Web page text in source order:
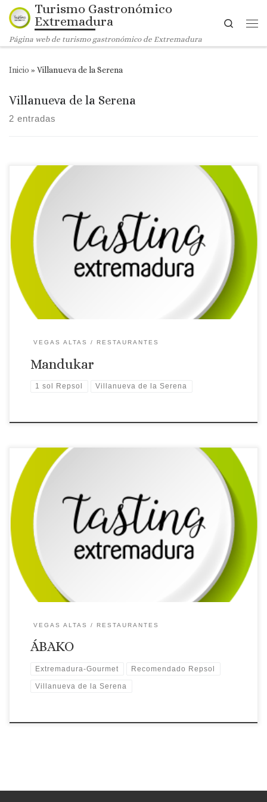
Saltar al contenido
Turismo Gastronómico
Extremadura
Página web de turismo gastronómico de Extremadura
Search
Inicio » Villanueva de la Serena
Villanueva de la Serena
2 entradas
Licencia: R-BA-01675
Comarca turística: VEGAS ALTAS
Localidad: Villanueva de la Serena
Dirección: Plaza de
Página web: Web ✉Correo Electrónico: Contactar
por correo electrónico
Teléfono: Teléfono: 924 04 15 63
Recomendaciones: 1 Sol Guía Repsol. Novedad 🗺Ubicación
VEGAS ALTAS RESTAURANTES
Mandukar
1 sol Repsol Villanueva de la Serena
Licencia: R-BA-01286
Comarca turística: VEGAS ALTAS
Localidad: Villanueva de la Serena
Dirección: C/ Alfonso
Muñoz, 8
Página web: Web ✉Correo Electrónico: Contactar
por correo electrónico
Teléfono: Teléfono: 924 961 116
Recomendaciones: Recomendado Guía
Repsol.Gastroexperiencias. Extremadura Gourmet. 🗺
Ubicación
VEGAS ALTAS RESTAURANTES
ÁBAKO
Extremadura-Gourmet Recomendado Repsol
Villanueva de la Serena